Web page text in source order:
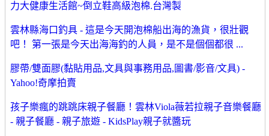
力大健康生活館~倒立鞋高級泡棉.台灣製
雲林縣海口釣具 - 這是今天開泡棉船出海的漁貨，很壯觀
吧！ 第一張是今天出海海釣的人員，是不是個個都很 ...
膠帶/雙面膠(黏貼用品,文具與事務用品,圖書/影音/文具) -
Yahoo!奇摩拍賣
孩子樂瘋的跳跳床親子餐廳！雲林Viola薇若拉親子音樂餐廳
- 親子餐廳 - 親子旅遊 - KidsPlay親子就醬玩